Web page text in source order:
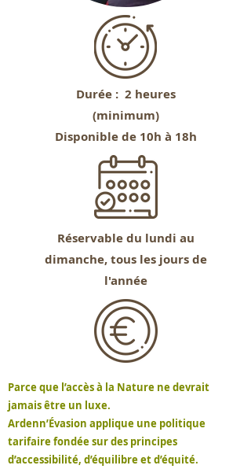
Durée : 2 heures
(minimum)
Disponible de 10h à 18h
Réservabledu lundi au
dimanche, tous les jours de
l'année
Parce que l’accès à la Nature ne devrait
jamais être un luxe.
Ardenn’Évasion applique une politique
tarifaire fondée sur des principes
d’accessibilité, d’équilibre et d’équité.